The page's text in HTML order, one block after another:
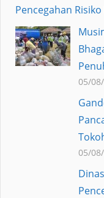
Pencegahan
05/
05/